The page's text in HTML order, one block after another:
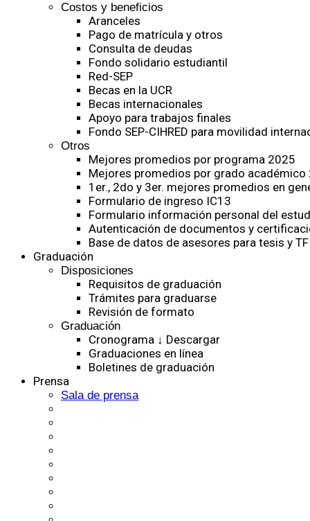
Costos y beneficios
Aranceles
Pago de matrícula y otros
Consulta de deudas
Fondo solidario estudiantil
Red-SEP
Becas en la UCR
Becas internacionales
Apoyo para trabajos finales
Fondo SEP-CIHRED para movilidad
Otros
Mejores promedios por programa 2025
Mejores promedios por grado académico
1er., 2do y 3er. mejores promedios en
Formulario de ingreso IC13
Formulario información personal del
Autenticación de documentos y
Base de datos de asesores para tesis y
Graduación
Disposiciones
Requisitos de graduación
Trámites para graduarse
Revisión de formato
Graduación
Cronograma ↓ Descargar
Graduaciones en línea
Boletines de graduación
Prensa
Sala de prensa